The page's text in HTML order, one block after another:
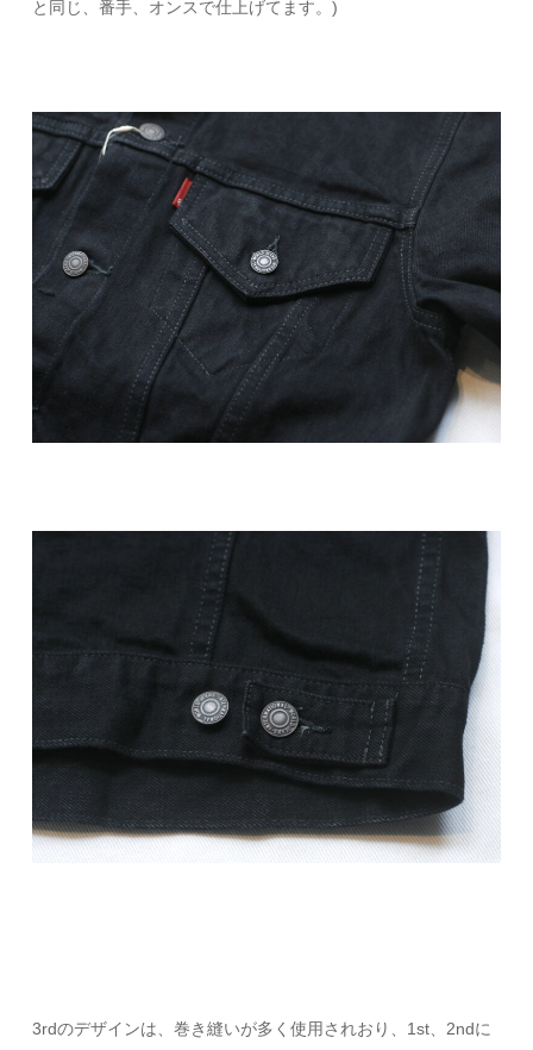
と同じ、番手、オンスで仕上げてます。)
3rdのデザインは、巻き縫いが多く使用されおり、1st、2ndに